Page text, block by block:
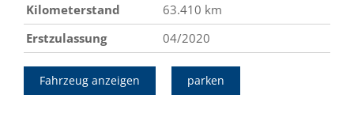
Kilometerstand
63.410 km
Erstzulassung
04/2020
Fahrzeug anzeigen parken